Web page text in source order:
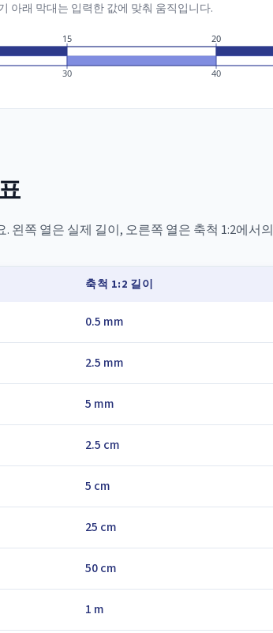
아래 막대는 입력한 값에 맞춰 움직입니다.
15
30
20
40
왼쪽 열은 실제 길이, 오른쪽 열은 축척 1:2에서
축척 1:2 길이
0.5 mm
2.5 mm
5 mm
2.5 cm
5 cm
25 cm
50 cm
1 m